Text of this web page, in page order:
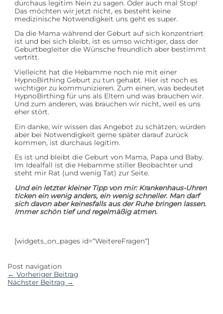
durchaus legitim Nein zu sagen. Oder auch mal Stop!
Das möchten wir jetzt nicht, es besteht keine
medizinische Notwendigkeit uns geht es super.
Da die Mama während der Geburt auf sich konzentriert
ist und bei sich bleibt, ist es umso wichtiger, dass der
Geburtbegleiter die Wünsche freundlich aber bestimmt
vertritt.
Vielleicht hat die Hebamme noch nie mit einer
HypnoBirthing Geburt zu tun gehabt. Hier ist noch es
wichtiger zu kommunizieren. Zum einen, was bedeutet
HypnoBirthing für uns als Eltern und was brauchen wir.
Und zum anderen, was brauchen wir nicht, weil es uns
eher stört.
Ein danke, wir wissen das Angebot zu schätzen, würden
aber bei Notwendigkeit gerne später darauf zurück
kommen, ist durchaus legitim.
Es ist und bleibt die Geburt von Mama, Papa und Baby.
Im Idealfall ist die Hebamme stiller Beobachter und
steht mir Rat (und wenig Tat) zur Seite.
Und ein letzter kleiner Tipp von mir: Krankenhaus-Uhren
ticken ein wenig anders, ein wenig schneller. Man darf
sich davon aber keinesfalls aus der Ruhe bringen lassen.
Immer schön tief und regelmäßig atmen.
[widgets_on_pages id=“WeitereFragen“]
Post navigation
← Vorheriger Beitrag
Nächster Beitrag →